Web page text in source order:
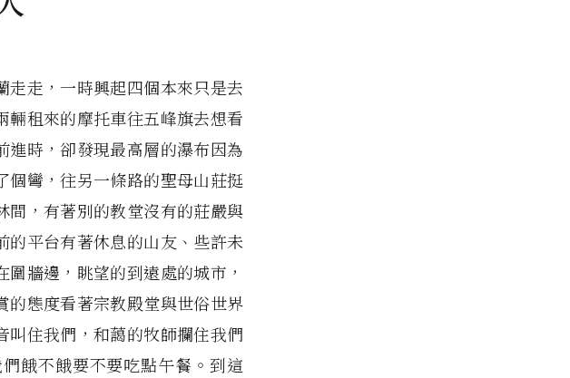
走走，一時興起四個本來只是去
租來的摩托車往五峰旗去想看
時，卻發現最高層的瀑布因為
個彎，往另一條路的聖母山莊挺
間，有著別的教堂沒有的莊嚴與
的平台有著休息的山友、些許未
牆邊，眺望的到遠處的城市，
的態度看著宗教殿堂與世俗世界
叫住我們，和藹的牧師攔住我們
餓不餓要不要吃點午餐。到這